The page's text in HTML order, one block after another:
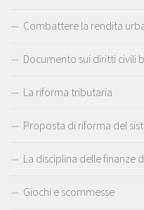
Combattere la rendita
Documento sui diritti civili
La riforma tributaria
Proposta di riforma del
La disciplina delle finanze
Giochi e scommesse